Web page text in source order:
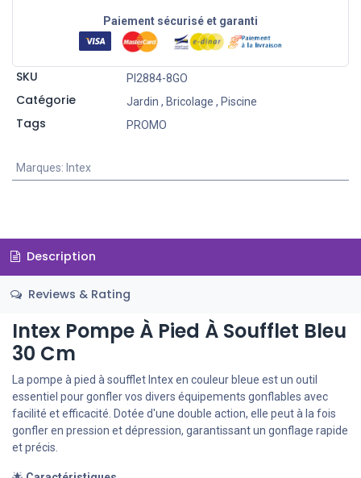
Paiement sécurisé et garanti
SKU PI2884-8GO
Catégorie Jardin , Bricolage , Piscine
Tags PROMO
Marques: Intex
Description
Reviews & Rating
Intex Pompe À Pied À Soufflet Bleu
30 Cm
La pompe à pied à soufflet Intex en couleur bleue est un outil
essentiel pour gonfler vos divers équipements gonflables avec
facilité et efficacité. Dotée d'une double action, elle peut à la fois
gonfler en pression et dépression, garantissant un gonflage rapide
et précis.